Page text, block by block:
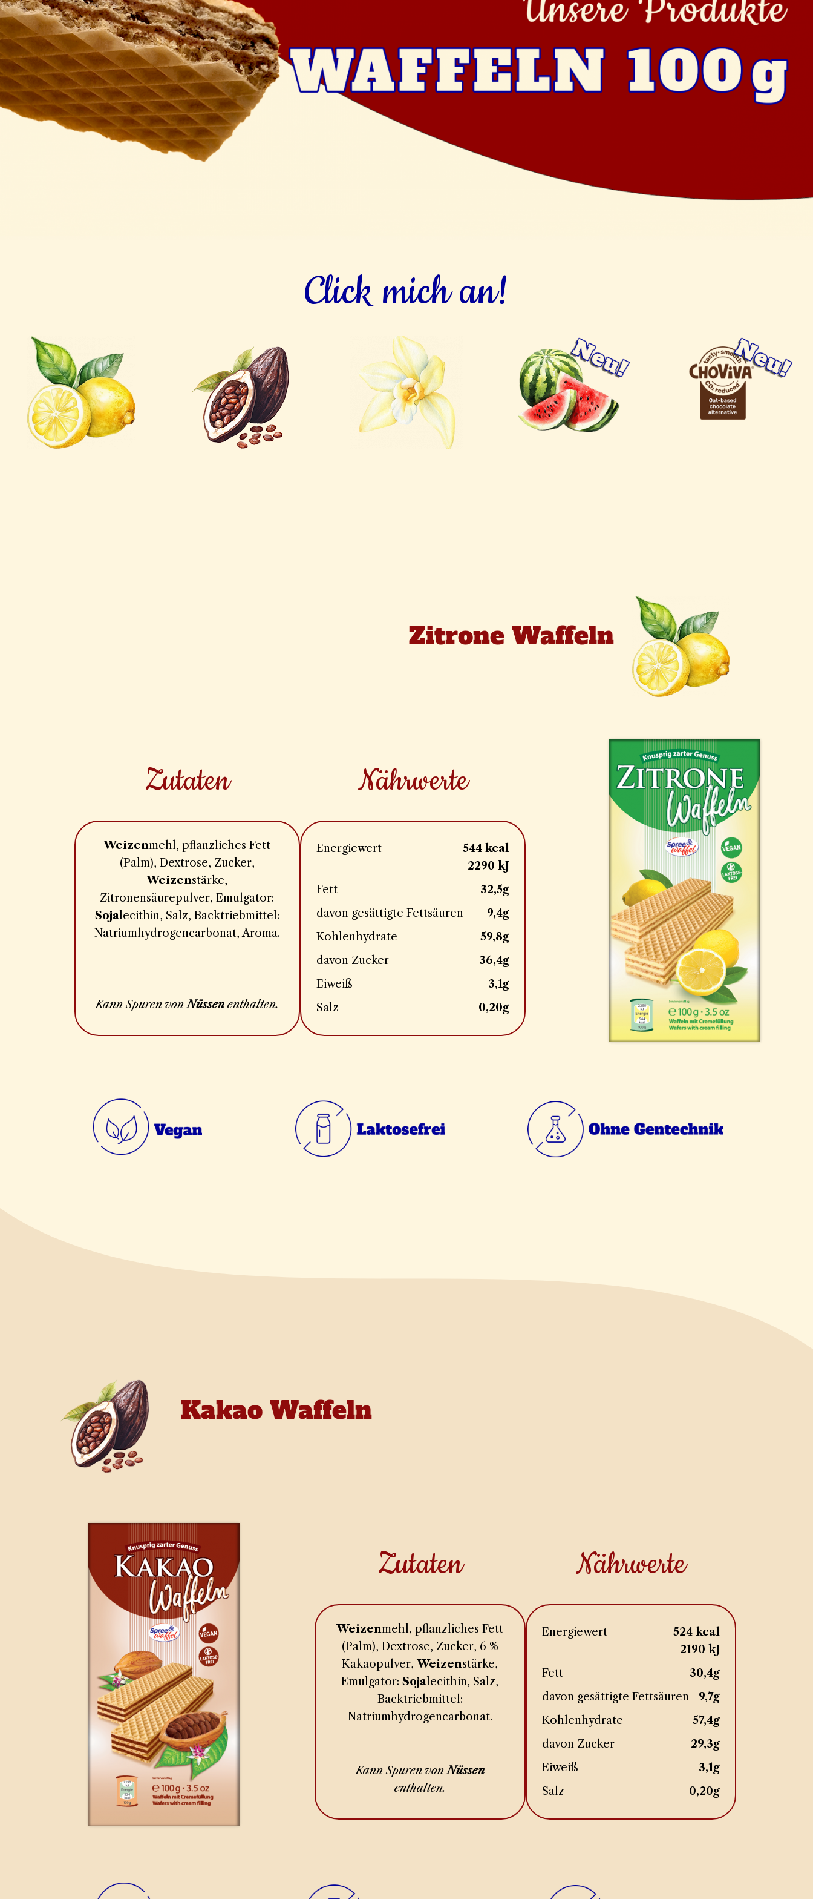
Click mich an!
Zitrone Waffeln
Zutaten
Weizenmehl, pflanzliches Fett
(Palm), Dextrose, Zucker,
Weizenstärke,
Zitronensäurepulver, Emulgator:
Sojalecithin, Salz, Backtriebmittel:
Natriumhydrogencarbonat, Aroma.
Kann Spuren vonNüssenenthalten.
Nährwerte
Energiewert
544 kcal
2290 kJ
Fett
32,5g
davon gesättigte Fettsäuren
9,4g
Kohlenhydrate
59,8g
davon Zucker
36,4g
Eiweiß
3,1g
Salz
0,20g
Kakao Waffeln
Zutaten
Weizenmehl, pflanzliches Fett
(Palm), Dextrose, Zucker, 6 %
Kakaopulver,Weizenstärke,
Emulgator:Sojalecithin, Salz,
Backtriebmittel:
Natriumhydrogencarbonat.
Kann Spuren vonNüssen
enthalten.
Nährwerte
Energiewert
524 kcal
2190 kJ
Fett
30,4g
davon gesättigte Fettsäuren
9,7g
Kohlenhydrate
57,4g
davon Zucker
29,3g
Eiweiß
3,1g
Salz
0,20g